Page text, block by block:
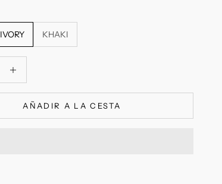
IVORY KHAKI
AÑADIR A LA CESTA